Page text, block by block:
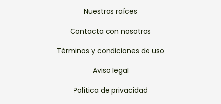
Nuestras raíces
Contacta con nosotros
Términos y condiciones de uso
Aviso legal
Política de privacidad